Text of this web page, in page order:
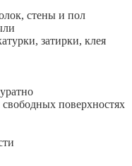
стены и пол
затирки, клея
поверхностях